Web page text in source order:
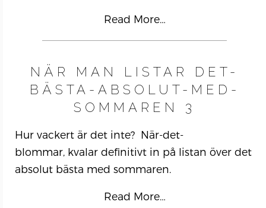
Read More…
NÄR MAN LISTAR DET-
BÄSTA-ABSOLUT-MED-
SOMMAREN 3
Hur vackert är det inte? När-det-
blommar, kvalar definitivt in på listan över det
absolut bästa med sommaren.
Read More…